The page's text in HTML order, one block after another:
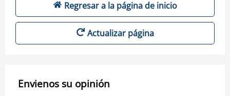
Regresar a la página de inicio
Actualizar página
Envienos su opinión